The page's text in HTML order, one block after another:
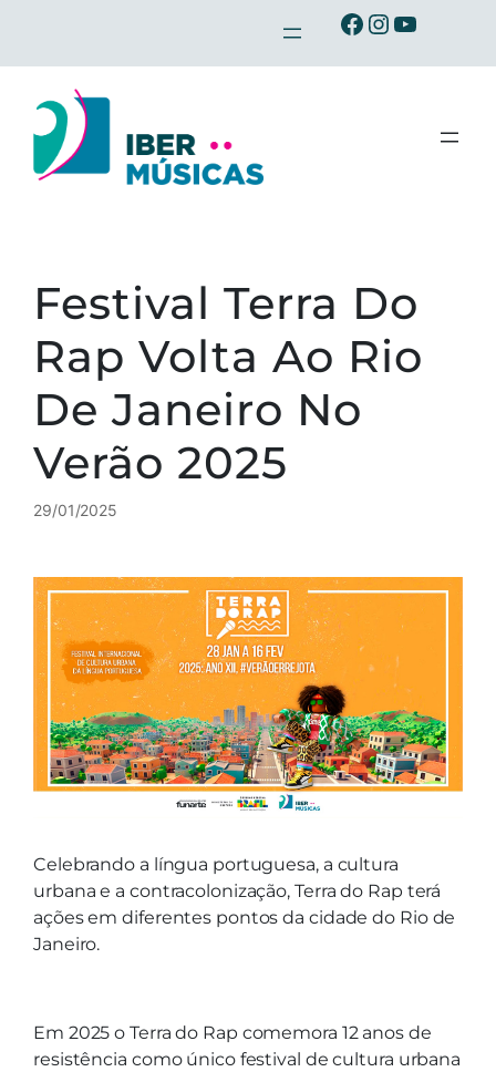
o
conteúdo
Ibermusicas no Facebook
Ibermusicas no Instagram
Ibermusicas no Youtube
Festival Terra Do
Rap Volta Ao Rio
De Janeiro No
Verão 2025
29/01/2025
Celebrando a língua portuguesa, a cultura
urbana e a contracolonização, Terra do Rap terá
ações em diferentes pontos da cidade do Rio de
Janeiro.
Em 2025 o Terra do Rap comemora 12 anos de
resistência como único festival de cultura urbana